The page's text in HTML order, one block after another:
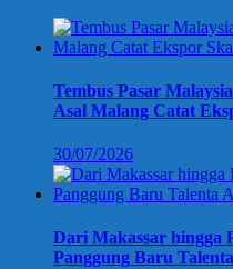
Tembus Pasar
Asal Malang Catat
30/07/2026
Dari Makassar hingga
Panggung Baru